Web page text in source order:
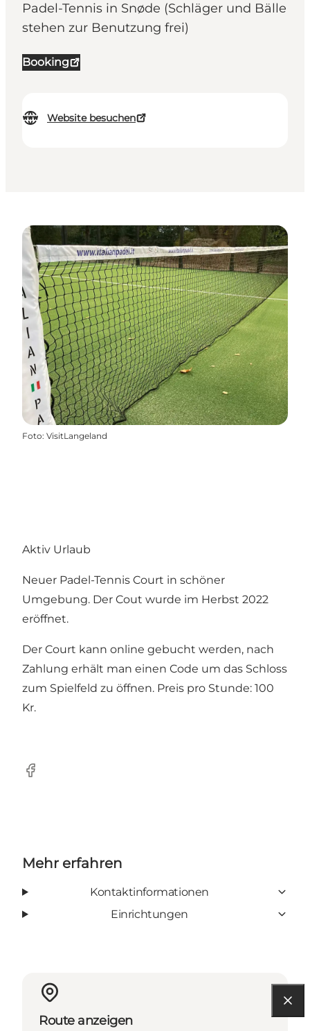
Padel-Tennis in Snøde (Schläger und Bälle
stehen zur Benutzung frei)
Booking
Website besuchen
Foto: VisitLangeland
Aktiv Urlaub
Neuer Padel-Tennis Court in schöner
Umgebung. Der Cout wurde im Herbst 2022
eröffnet.
Der Court kann online gebucht werden, nach
Zahlung erhält man einen Code um das Schloss
zum Spielfeld zu öffnen. Preis pro Stunde: 100
Kr.
facebook
Mehr erfahren
Kontaktinformationen
Einrichtungen
Route anzeigen